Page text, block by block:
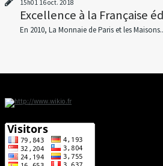
15h01 16oct. 2018
Excellence à la Française
En 2010, La Monnaie de Paris et les